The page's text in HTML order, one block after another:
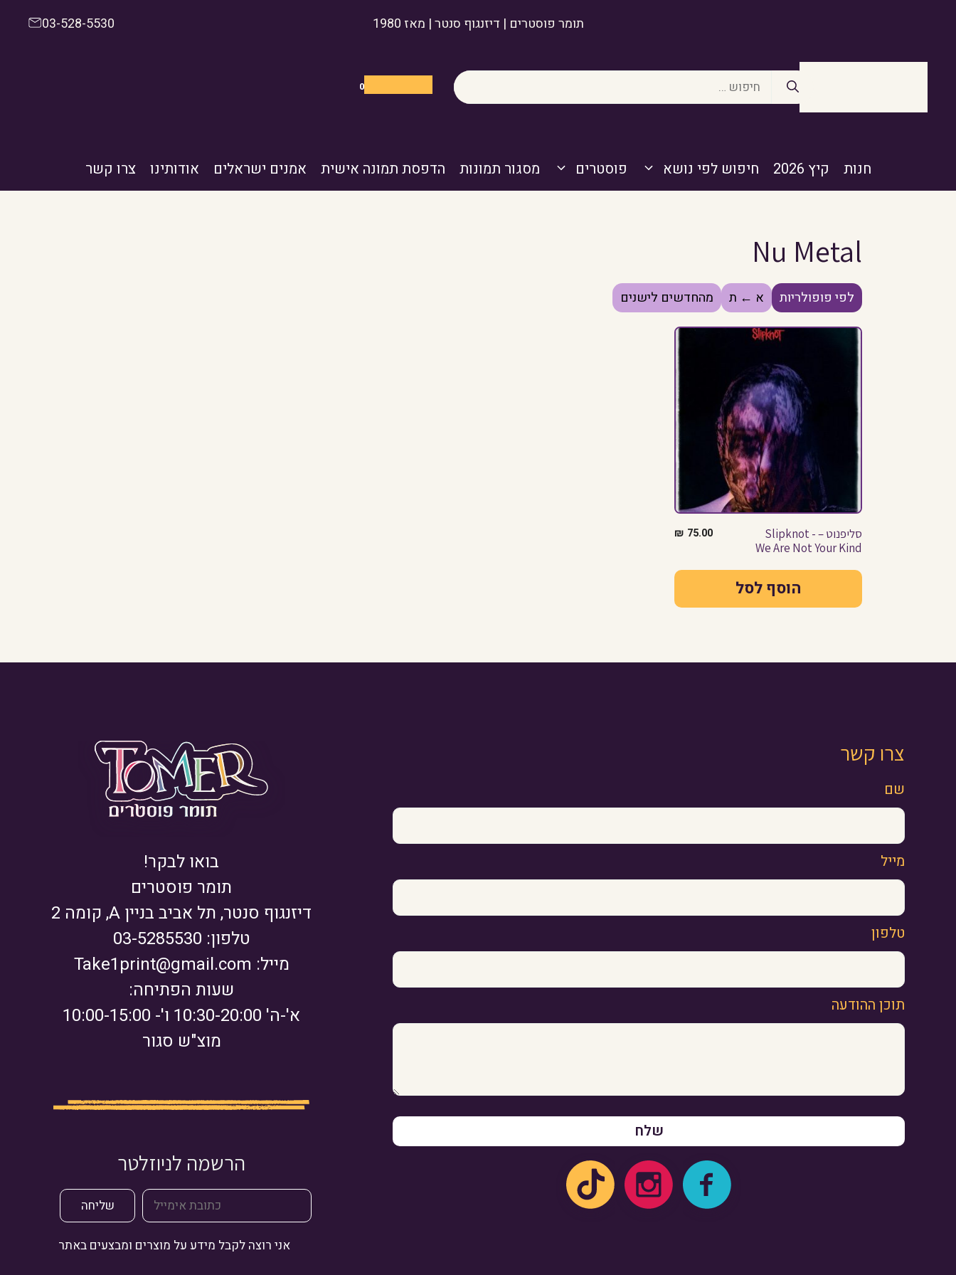
תומר פוסטרים | דיזנגוף סנטר | מאז 1980 03-528-5530
0
חנות קיץ 2026 חיפוש לפי נושא פוסטרים מסגור תמונות הדפסת תמונה אישית אמנים ישראלים אודותינו צרו קשר
Nu Metal
לפי פופולריות א ← ת מהחדשים לישנים
סליפנוט – Slipknot -
We Are Not Your Kind
75.00
₪
הוסף לסל
בואו לבקר!
תומר פוסטרים
דיזנגוף סנטר, תל אביב בניין A, קומה 2
טלפון: 03-5285530
מייל: Take1print@gmail.com
שעות הפתיחה:
א'-ה' 10:30-20:00 ו'- 10:00-15:00
מוצ"ש סגור
הרשמה לניוזלטר
אני רוצה לקבל מידע על מוצרים ומבצעים באתר
צרו קשר
שם
מייל
טלפון
תוכן ההודעה